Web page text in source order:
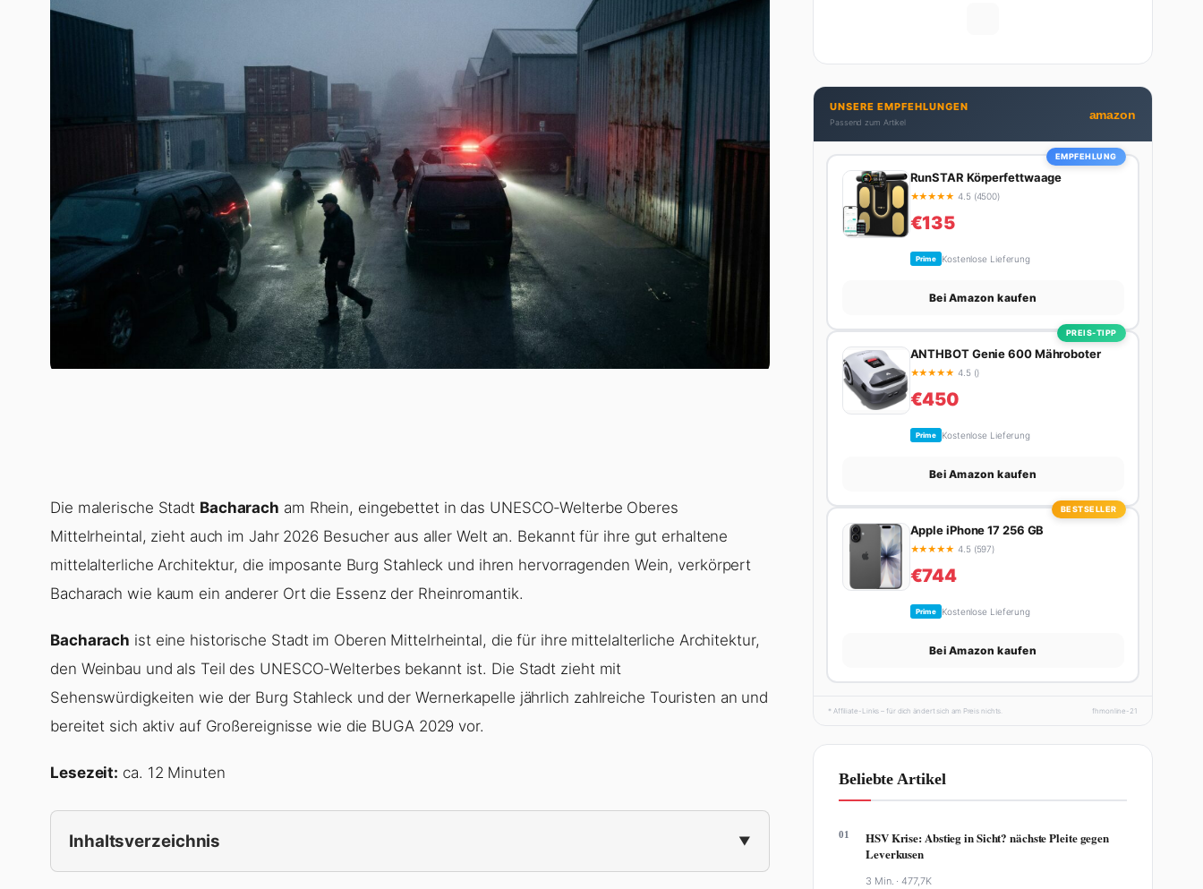
Die malerische Stadt Bacharach am Rhein, eingebettet in das UNESCO-Welterbe Oberes
Mittelrheintal, zieht auch im Jahr 2026 Besucher aus aller Welt an. Bekannt für ihre gut erhaltene
mittelalterliche Architektur, die imposante Burg Stahleck und ihren hervorragenden Wein, verkörpert
Bacharach wie kaum ein anderer Ort die Essenz der Rheinromantik.
Bacharach ist eine historische Stadt im Oberen Mittelrheintal, die für ihre mittelalterliche Architektur,
den Weinbau und als Teil des UNESCO-Welterbes bekannt ist. Die Stadt zieht mit
Sehenswürdigkeiten wie der Burg Stahleck und der Wernerkapelle jährlich zahlreiche Touristen an und
bereitet sich aktiv auf Großereignisse wie die BUGA 2029 vor.
Lesezeit: ca. 12 Minuten
Inhaltsverzeichnis
UNSERE EMPFEHLUNGEN
Passend zum Artikel
amazon
EMPFEHLUNG
RunSTAR Körperfettwaage
★★★★★ 4.5 (4500)
€135
Prime Kostenlose Lieferung
Bei Amazon kaufen
PREIS-TIPP
ANTHBOT Genie 600 Mähroboter
★★★★★ 4.5 ()
€450
Prime Kostenlose Lieferung
Bei Amazon kaufen
BESTSELLER
Apple iPhone 17 256 GB
★★★★★ 4.5 (597)
€744
Prime Kostenlose Lieferung
Bei Amazon kaufen
* Affiliate-Links – für dich ändert sich am Preis nichts. fhmonline-21
Beliebte Artikel
01
HSV Krise: Abstieg in Sicht? nächste Pleite gegen
Leverkusen
3 Min. ·477,7K